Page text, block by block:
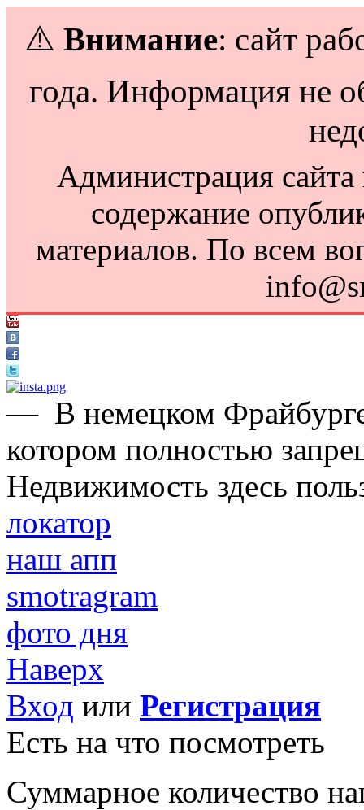
⚠️ Внимание: сайт
года. Информация не
Администрация сайта
содержание
материалов. По всем
— В немецком
котором полностью
Недвижимость здесь
локатор
наш апп
smotragram
фото дня
Наверх
Вход или Регистрация
Есть на что посмотреть
Суммарное количество